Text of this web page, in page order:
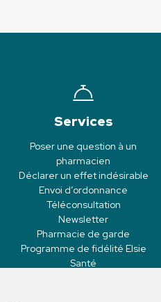
Services
Poser une question à un
pharmacien
Déclarer un effet indésirable
Envoi d’ordonnance
Téléconsultation
Newsletter
Pharmacie de garde
Programme de fidélité Elsie
Santé